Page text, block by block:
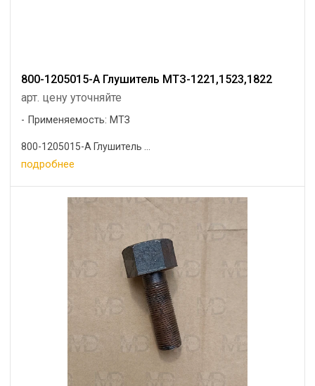
800-1205015-А Глушитель МТЗ-1221,1523,1822
арт. цену уточняйте
Применяемость: МТЗ
800-1205015-А Глушитель ...
подробнее